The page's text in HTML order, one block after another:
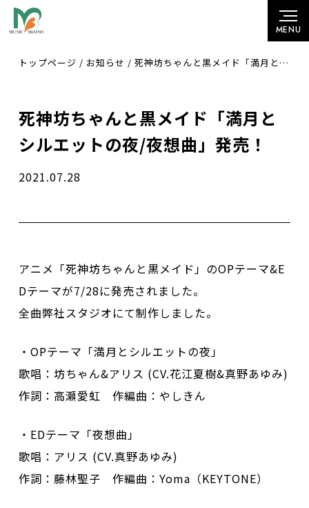
トップページ / お知らせ / 死神坊ちゃんと黒メイド「満月とシルエットの夜/夜想曲」発売！
死神坊ちゃんと黒メイド「満月と
シルエットの夜/夜想曲」発売！
2021.07.28
アニメ「死神坊ちゃんと黒メイド」のOPテーマ&E
Dテーマが7/28に発売されました。
全曲弊社スタジオにて制作しました。
・OPテーマ「満月とシルエットの夜」
歌唱：坊ちゃん&アリス (CV.花江夏樹&真野あゆみ)
作詞：高瀬愛虹 作編曲：やしきん
・EDテーマ「夜想曲」
歌唱：アリス (CV.真野あゆみ)
作詞：藤林聖子 作編曲：Yoma（KEYTONE）